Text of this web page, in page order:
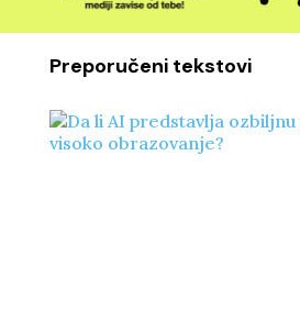
Preporučeni tekstovi